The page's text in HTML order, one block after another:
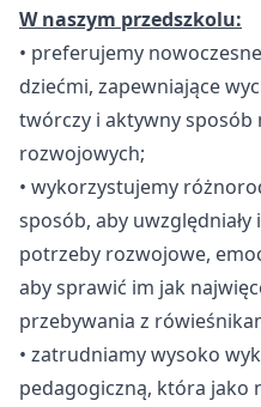
W naszym przedszkolu:
• preferujemy
dziećmi, zapewniające
twórczy i aktywny sposób
rozwojowych;
• wykorzystujemy
sposób, aby
potrzeby rozwojowe,
aby sprawić im jak
przebywania z
• zatrudniamy wysoko
pedagogiczną, która jako